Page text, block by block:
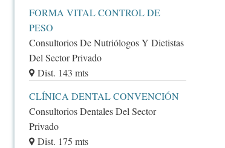
FORMA VITAL CONTROL DE
PESO
Consultorios De Nutriólogos Y Dietistas
Del Sector Privado
Dist. 143 mts
CLÍNICA DENTAL CONVENCIÓN
Consultorios Dentales Del Sector
Privado
Dist. 175 mts